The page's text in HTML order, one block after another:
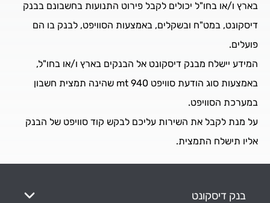
בארץ ו/או בחו"ל יכולים לקבל פירוט התנועות בחשבונם בבנק
דיסקונט, במט"ח ובשקלים, באמצעות הסוויפט, לבנק בו הם
פועלים.
המידע יישלח מבנק דיסקונט אל הבנקים בארץ ו/או בחו"ל,
באמצעות סוג הודעת סוויפט mt 940 שהינה תמצית חשבון
במערכת הסוויפט.
על מנת לקבל את השירות עליכם לבקש קוד סוויפט של הבנק
אליו תישלח התמצית.
בנק דיסקונט